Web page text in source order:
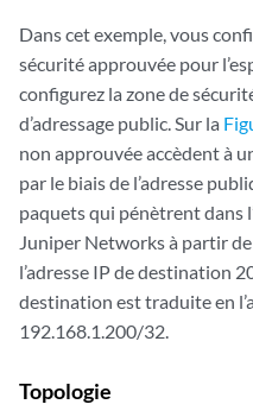
Dans cet exemple, vous
sécurité approuvée pour
configurez la zone de
d’adressage public. Sur la
non approuvée accèdent à
par le biais de l’adresse
paquets qui pénètrent dans
Juniper Networks à partir
l’adresse IP de destination
destination est traduite en
192.168.1.200/32.
Topologie